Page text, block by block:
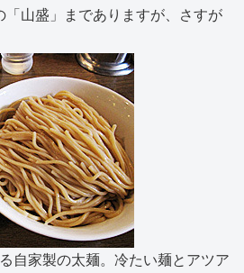
山盛」までありますが、さすが
自家製の太麺。冷たい麺とアツア